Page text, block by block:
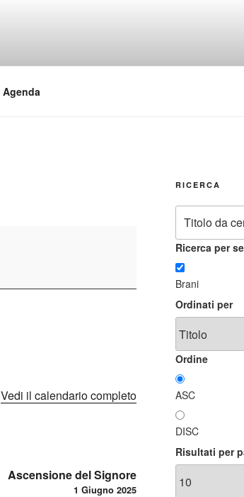
Agenda
Vedi il calendario completo
Ascensione del Signore
1 Giugno 2025
RICERCA
Ricerca per
Brani
Ordinati per
Ordine
ASC
DISC
Risultati per